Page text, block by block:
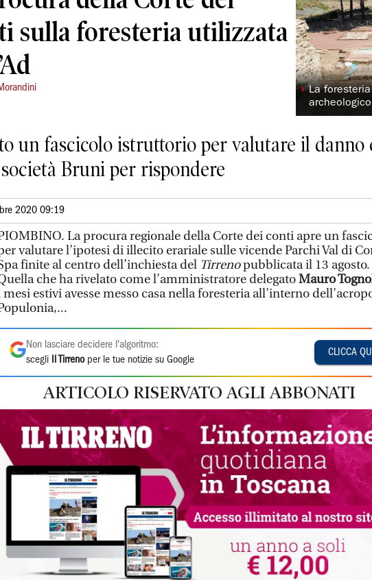
sulla foresteria utilizzata
◗La
un fascicolo istruttorio per valutare il danno
Bruni per rispondere
2020 09:19
La procura regionale della Corte dei conti apre un
valutare l’ipotesi di illecito erariale sulle vicende Parchi Val di
finite al centro dell’inchiesta del Tirrenopubblicata il 13 agosto.
che ha rivelato come l’amministratore delegatoMauro
mesi estivi avesse messo casa nella foresteria all’interno
Non lasciare decidere l'algoritmo:
scegli
Il Tirrenoper le tue notizie su Google
CLICCA QUI
ARTICOLO RISERVATO AGLI ABBONATI